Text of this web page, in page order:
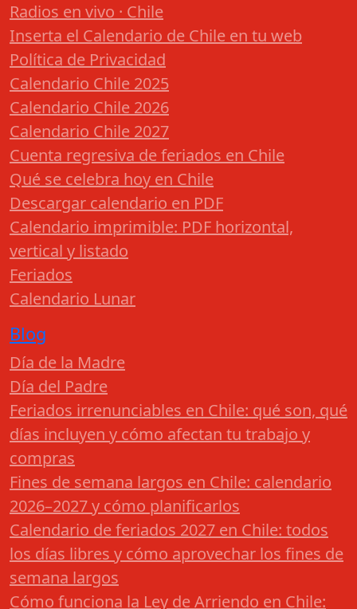
Radios en vivo · Chile
Inserta el Calendario de Chile en tu web
Política de Privacidad
Calendario Chile 2025
Calendario Chile 2026
Calendario Chile 2027
Cuenta regresiva de feriados en Chile
Qué se celebra hoy en Chile
Descargar calendario en PDF
Calendario imprimible: PDF horizontal,
vertical y listado
Feriados
Calendario Lunar
Blog
Día de la Madre
Día del Padre
Feriados irrenunciables en Chile: qué son, qué
días incluyen y cómo afectan tu trabajo y
compras
Fines de semana largos en Chile: calendario
2026–2027 y cómo planificarlos
Calendario de feriados 2027 en Chile: todos
los días libres y cómo aprovechar los fines de
semana largos
Cómo funciona la Ley de Arriendo en Chile: